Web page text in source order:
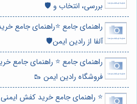
بررسی، انتخاب و 🛡️
راهنمای جامع ⭐️راهنمای جامع
آلفا از رادین ایمن🛡️
راهنمای جامع ⭐️ راهنمای جامع
فروشگاه رادین ایمن 🥾
⭐️ راهنمای جامع خرید کفش